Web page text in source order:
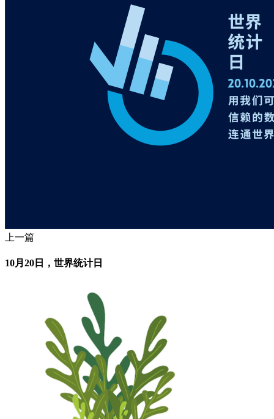
上一篇
10月20日，世界统计日